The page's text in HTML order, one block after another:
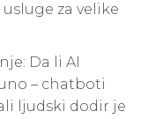
za velike
Da li AI
– chatboti
ljudski dodir je